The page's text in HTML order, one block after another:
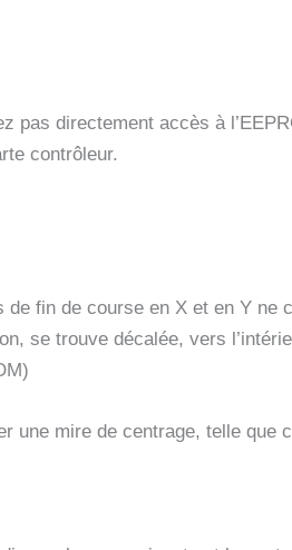
pas directement accès à
contrôleur.
fin de course en X et en Y
se trouve décalée, vers
une mire de centrage, telle que